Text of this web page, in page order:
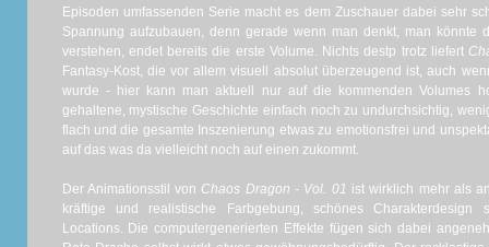
Episoden umfassenden Serie macht es dem Zuschauer dabei sehr
Spannung aufzubauen, denn gerade wenn man denkt, man könnte
verstehen, endet bereits die erste Volume. Nichts destp trotz liefert
Fantasy-Kost, die vor allem visuell absolut überzeugend ist, auch
wurde - hier kann man aktuell nur auf die kommenden Volumes
gehaltene, mystische Geschichte einfach noch zu undurchsichtig,
flach und die gesamte Inszenierung etwas zu emotionsfrei und
auf das was da vielleicht noch auf einen zukommt.
Der Animationsstil von Chaos Dragon - Vol. 01 ist wirklich mehr als
kräftige und realistische Farbgebung, schönes Charakterdesign
Locations. Die computergenerierten Effekte fügen sich dabei